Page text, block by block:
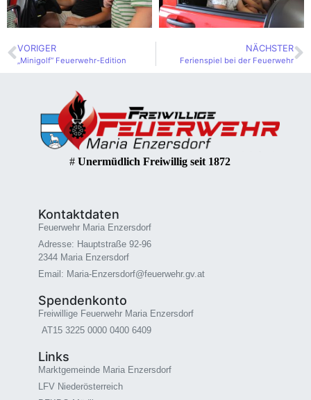
VORIGER
„Minigolf“ Feuerwehr-Edition
NÄCHSTER
Ferienspiel bei der Feuerwehr
# Unermüdlich Freiwillig seit 1872
Kontaktdaten
Feuerwehr Maria Enzersdorf
Adresse: Hauptstraße 92-96
2344 Maria Enzersdorf
Email: Maria-Enzersdorf@feuerwehr.gv.at
Spendenkonto
Freiwillige Feuerwehr Maria Enzersdorf
AT15 3225 0000 0400 6409
Links
Marktgemeinde Maria Enzersdorf
LFV Niederösterreich